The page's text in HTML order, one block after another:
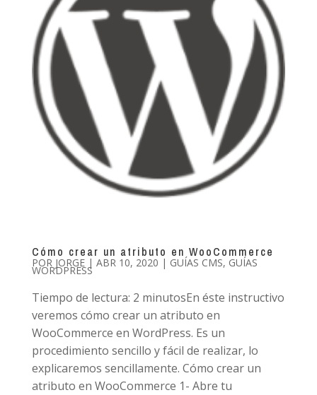
Cómo crear un atributo en WooCommerce
POR JORGE| ABR 10, 2020 | GUÍAS CMS, GUÍAS
WORDPRESS
Tiempo de lectura: 2 minutosEn éste instructivo
veremos cómo crear un atributo en
WooCommerce en WordPress. Es un
procedimiento sencillo y fácil de realizar, lo
explicaremos sencillamente. Cómo crear un
atributo en WooCommerce 1- Abre tu